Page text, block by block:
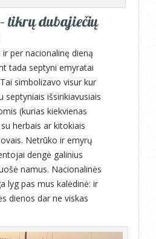
tikrų dubajiečių
per nacionalinę dieną
tada septyni emyratai
simbolizavo visur kur
septyniais išsirikiavusiais
(kurias kiekvienas
herbais ar kitokiais
Netrūko ir emyrų
dengė galinius
namus. Nacionalinės
lyg pas mus kalėdinė: ir
dienos dar ne viskas